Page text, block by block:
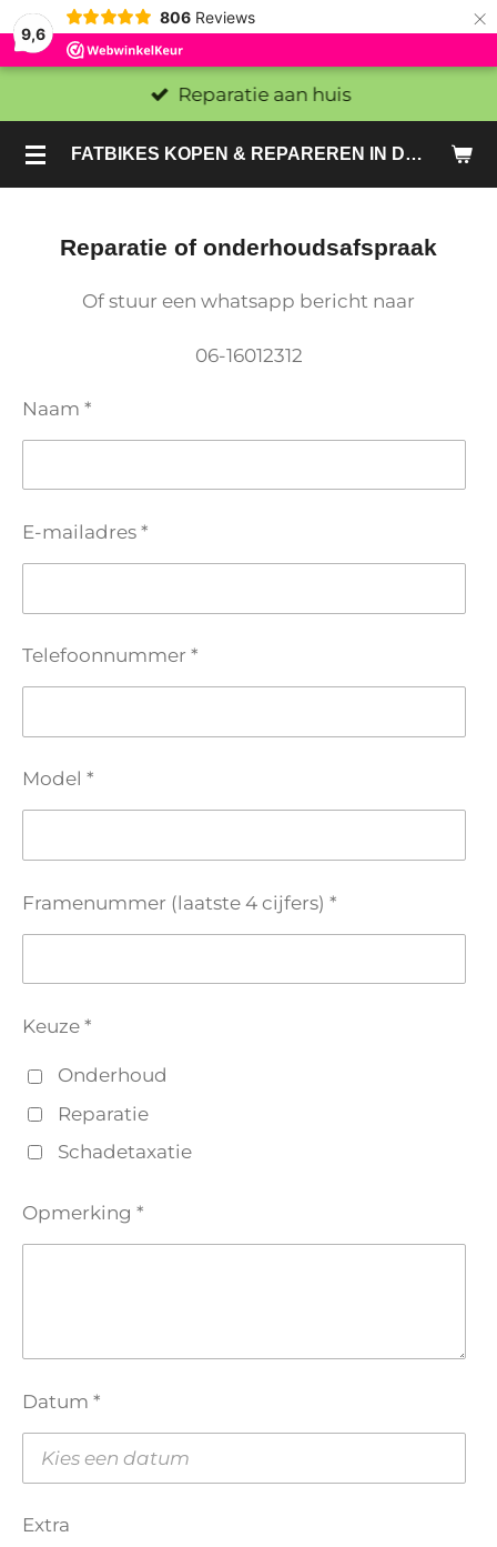
9,6
806 Reviews ×
FATBIKES KOPEN & REPAREREN IN DEN HAAG EN ZOETERMEER - SACHE BIKES
Reparatie aan huis
Reparatie of onderhoudsafspraak
Of stuur een whatsapp bericht naar
06-16012312
Naam *
E-mailadres *
Telefoonnummer *
Model *
Framenummer (laatste 4 cijfers) *
Keuze *
Onderhoud
Reparatie
Schadetaxatie
Opmerking *
Datum *
Extra